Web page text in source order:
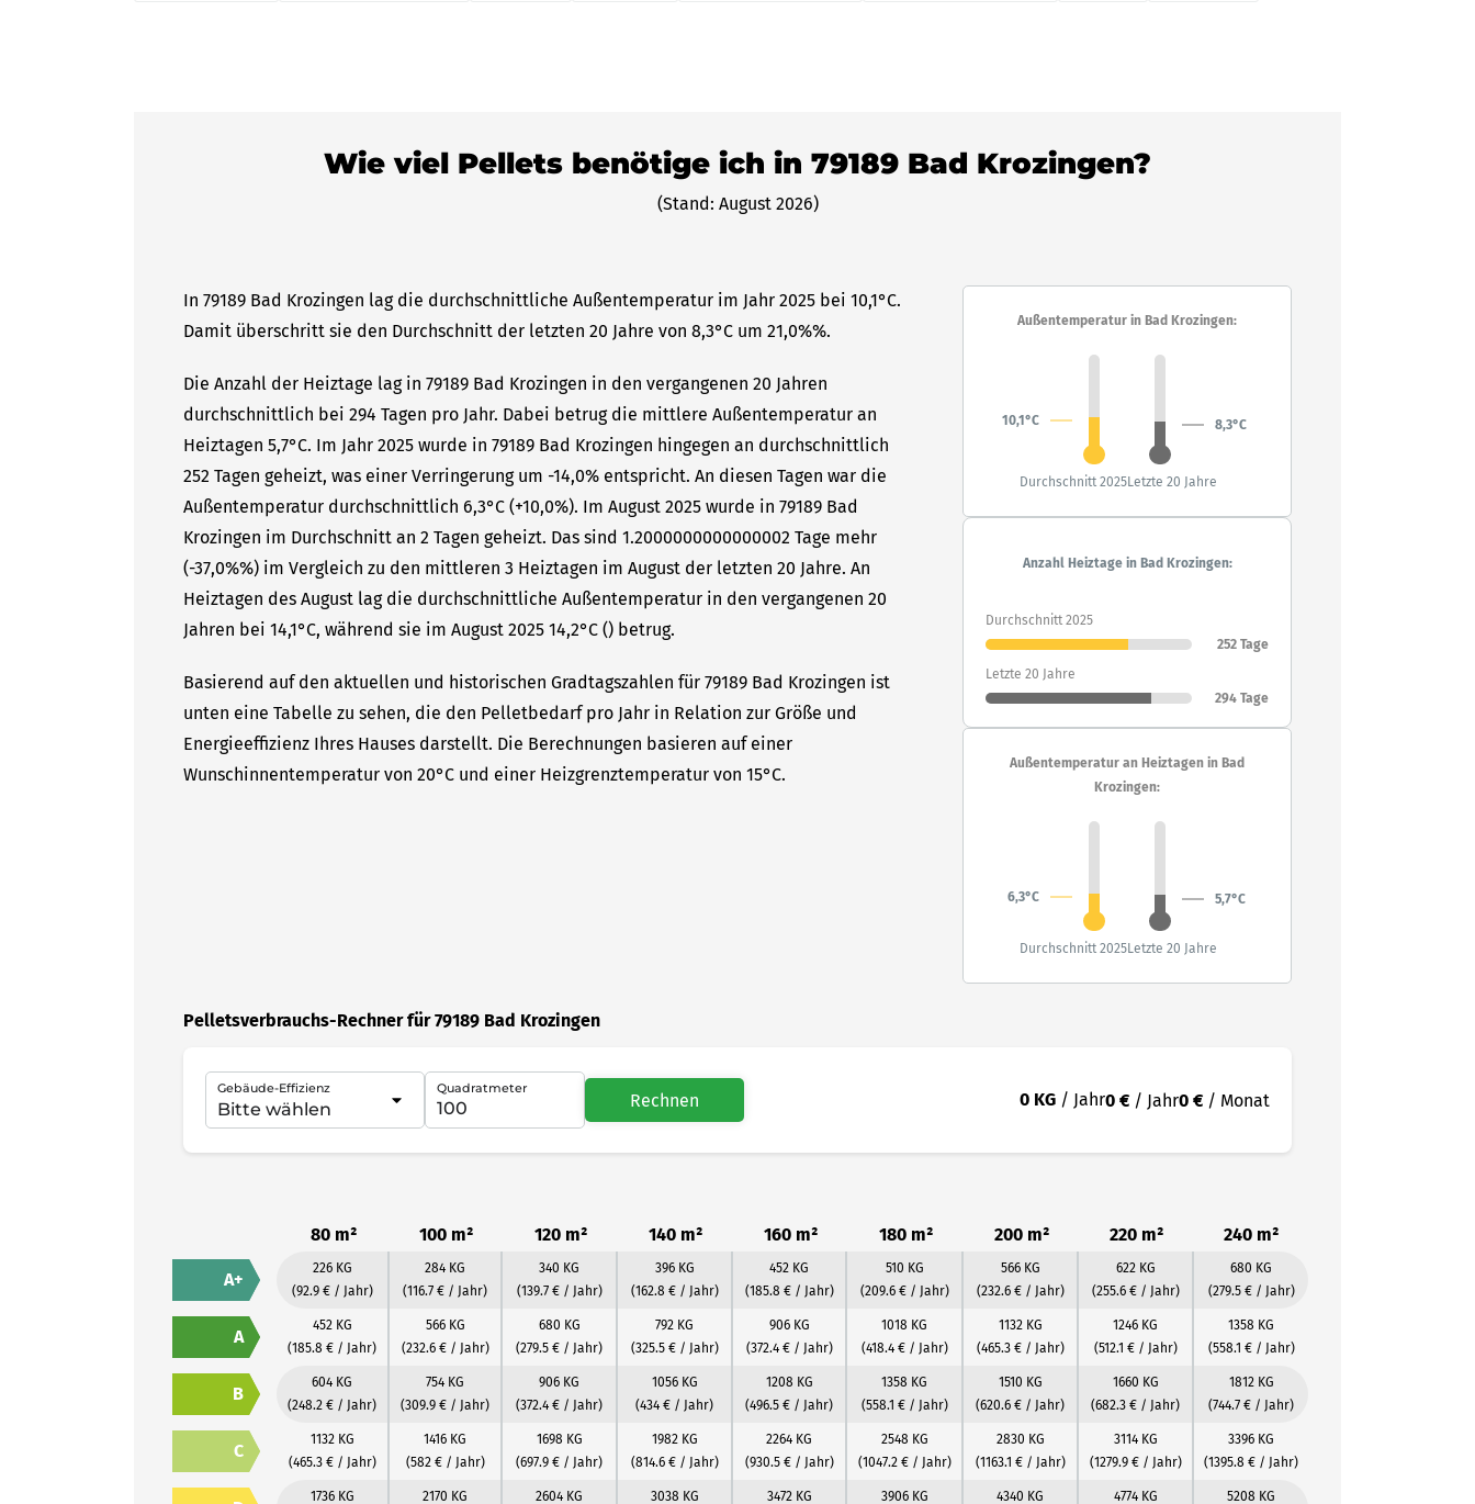
Wie viel Pellets benötige ich in 79189 Bad Krozingen?
(Stand: August 2026)
In 79189 Bad Krozingen lag die durchschnittliche Außentemperatur im Jahr 2025 bei 10,1°C.
Damit überschritt sie den Durchschnitt der letzten 20 Jahre von 8,3°C um 21,0%%.
Die Anzahl der Heiztage lag in 79189 Bad Krozingen in den vergangenen 20 Jahren
durchschnittlich bei 294 Tagen pro Jahr. Dabei betrug die mittlere Außentemperatur an
Heiztagen 5,7°C. Im Jahr 2025 wurde in 79189 Bad Krozingen hingegen an durchschnittlich
252 Tagen geheizt, was einer Verringerung um -14,0% entspricht. An diesen Tagen war die
Außentemperatur durchschnittlich 6,3°C (+10,0%). Im August 2025 wurde in 79189 Bad
Krozingen im Durchschnitt an 2 Tagen geheizt. Das sind 1.2000000000000002 Tage mehr
(-37,0%%) im Vergleich zu den mittleren 3 Heiztagen im August der letzten 20 Jahre. An
Heiztagen des August lag die durchschnittliche Außentemperatur in den vergangenen 20
Jahren bei 14,1°C, während sie im August 2025 14,2°C () betrug.
Basierend auf den aktuellen und historischen Gradtagszahlen für 79189 Bad Krozingen ist
unten eine Tabelle zu sehen, die den Pelletbedarf pro Jahr in Relation zur Größe und
Energieeffizienz Ihres Hauses darstellt. Die Berechnungen basieren auf einer
Wunschinnentemperatur von 20°C und einer Heizgrenztemperatur von 15°C.
Außentemperatur in Bad Krozingen:
10,1°C 8,3°C
Durchschnitt 2025Letzte 20 Jahre
Anzahl Heiztage in Bad Krozingen:
Durchschnitt 2025
252 Tage
Letzte 20 Jahre
294 Tage
Außentemperatur an Heiztagen in Bad
Krozingen:
6,3°C 5,7°C
Durchschnitt 2025Letzte 20 Jahre
Pelletsverbrauchs-Rechner für 79189 Bad Krozingen
Gebäude-Effizienz Quadratmeter
Rechnen 0 KG / Jahr0 € / Jahr0 € / Monat
80 m² 100 m² 120 m² 140 m² 160 m² 180 m² 200 m² 220 m² 240 m²
A+
226 KG
(92.9 € / Jahr)
284 KG
(116.7 € / Jahr)
340 KG
(139.7 € / Jahr)
396 KG
(162.8 € / Jahr)
452 KG
(185.8 € / Jahr)
510 KG
(209.6 € / Jahr)
566 KG
(232.6 € / Jahr)
622 KG
(255.6 € / Jahr)
680 KG
(279.5 € / Jahr)
A
452 KG
(185.8 € / Jahr)
566 KG
(232.6 € / Jahr)
680 KG
(279.5 € / Jahr)
792 KG
(325.5 € / Jahr)
906 KG
(372.4 € / Jahr)
1018 KG
(418.4 € / Jahr)
1132 KG
(465.3 € / Jahr)
1246 KG
(512.1 € / Jahr)
1358 KG
(558.1 € / Jahr)
B
604 KG
(248.2 € / Jahr)
754 KG
(309.9 € / Jahr)
906 KG
(372.4 € / Jahr)
1056 KG
(434 € / Jahr)
1208 KG
(496.5 € / Jahr)
1358 KG
(558.1 € / Jahr)
1510 KG
(620.6 € / Jahr)
1660 KG
(682.3 € / Jahr)
1812 KG
(744.7 € / Jahr)
C
1132 KG
(465.3 € / Jahr)
1416 KG
(582 € / Jahr)
1698 KG
(697.9 € / Jahr)
1982 KG
(814.6 € / Jahr)
2264 KG
(930.5 € / Jahr)
2548 KG
(1047.2 € / Jahr)
2830 KG
(1163.1 € / Jahr)
3114 KG
(1279.9 € / Jahr)
3396 KG
(1395.8 € / Jahr)
1736 KG 2170 KG 2604 KG 3038 KG 3472 KG 3906 KG 4340 KG 4774 KG 5208 KG